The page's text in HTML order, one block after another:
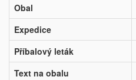
Obal
Expedice
Příbalový leták
Text na obalu